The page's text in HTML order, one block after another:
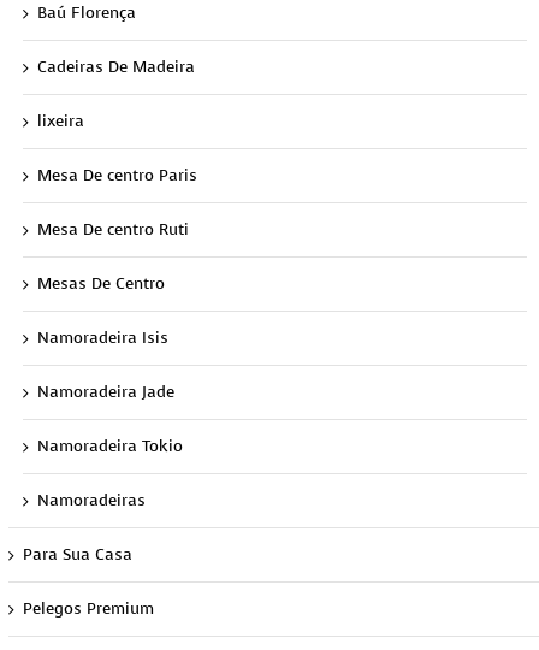
Baú Florença
Cadeiras De Madeira
lixeira
Mesa De centro Paris
Mesa De centro Ruti
Mesas De Centro
Namoradeira Isis
Namoradeira Jade
Namoradeira Tokio
Namoradeiras
Para Sua Casa
Pelegos Premium